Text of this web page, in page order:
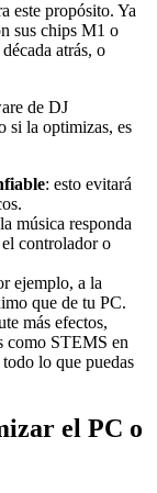
este propósito. Ya
sus chips M1 o
atrás, o
de DJ
si la optimizas, es
: esto evitará
música responda
el controlador o
ejemplo, a la
que de tu PC.
más efectos,
como STEMS en
lo que puedas
el PC o